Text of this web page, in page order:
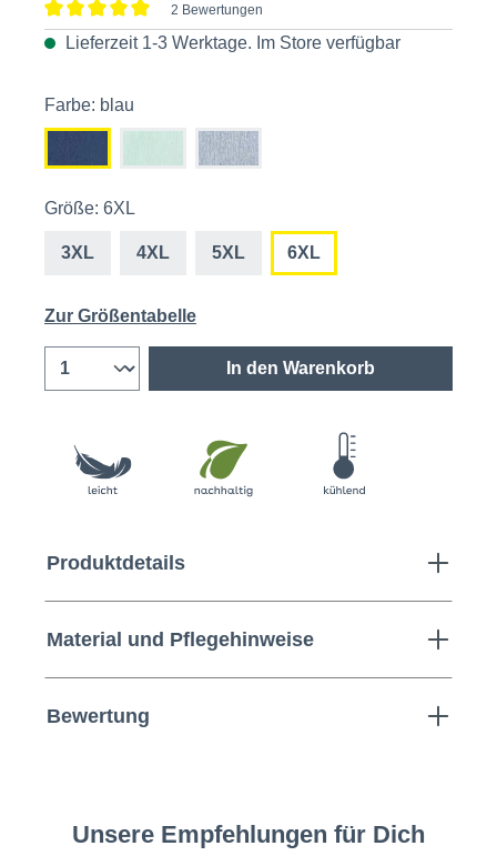
Durchschnittliche Bewertung von 5 von 5 Sternen
2 Bewertungen
Lieferzeit 1-3 Werktage. Im Store verfügbar
Farbe: blau
Größe: 6XL
3XL 4XL 5XL 6XL
Zur Größentabelle
In den Warenkorb
Produktdetails
Material und Pflegehinweise
Bewertung
Unsere Empfehlungen für Dich